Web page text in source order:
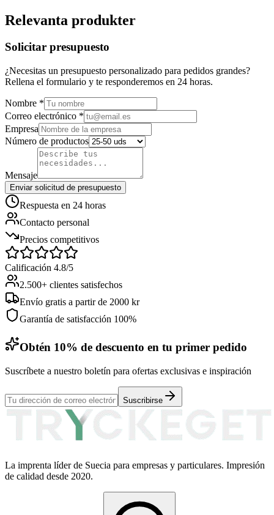
Relevanta produkter
Solicitar presupuesto
¿Necesitas un presupuesto personalizado para pedidos grandes?
Rellena el formulario y te responderemos en 24 horas.
Nombre *
Correo electrónico *
Empresa
Número de productos
Mensaje
Enviar solicitud de presupuesto
Respuesta en 24 horas
Contacto personal
Precios competitivos
Calificación 4.8/5
2.500+ clientes satisfechos
Envío gratis a partir de 2000 kr
Garantía de satisfacción 100%
Obtén 10% de descuento en tu primer pedido
Suscríbete a nuestro boletín para ofertas exclusivas e inspiración
Suscribirse
La imprenta líder de Suecia para empresas y particulares. Impresión
de calidad desde 2020.